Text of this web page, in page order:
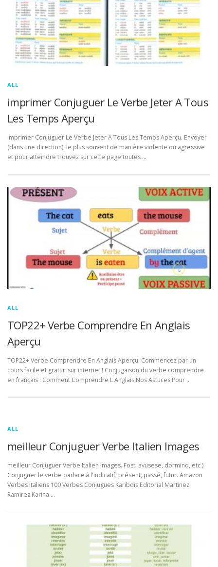
ALL
imprimer Conjuguer Le Verbe Jeter A Tous
Les Temps Aperçu
imprimer Conjuguer Le Verbe Jeter A Tous Les Temps Aperçu. Envoyer
(dans une direction), le plus souvent de manière violente ou agressive
et pour atteindre trouvez sur cette page toutes …
ALL
TOP22+ Verbe Comprendre En Anglais
Aperçu
TOP22+ Verbe Comprendre En Anglais Aperçu. Commencez par un
cours facile et gratuit sur internet ! Conjugaison du verbe comprendre
en français : Comment Comprendre L Anglais Nos Astuces Pour …
ALL
meilleur Conjuguer Verbe Italien Images
meilleur Conjuguer Verbe Italien Images. Fost, avusese, dormind, etc ).
Conjuguer le verbe parlare à l'indicatif, présent, passé, futur. Amazon
Verbes Italiens 100 Verbes Conjugues Karibdis Editorial Martinez
Ramirez Karina …